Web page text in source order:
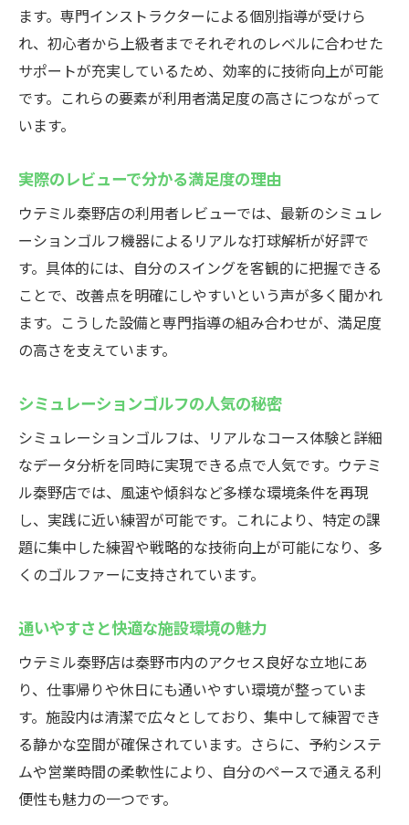
ます。専門インストラクターによる個別指導が受けら
れ、初心者から上級者までそれぞれのレベルに合わせた
サポートが充実しているため、効率的に技術向上が可能
です。これらの要素が利用者満足度の高さにつながって
います。
実際のレビューで分かる満足度の理由
ウテミル秦野店の利用者レビューでは、最新のシミュレ
ーションゴルフ機器によるリアルな打球解析が好評で
す。具体的には、自分のスイングを客観的に把握できる
ことで、改善点を明確にしやすいという声が多く聞かれ
ます。こうした設備と専門指導の組み合わせが、満足度
の高さを支えています。
シミュレーションゴルフの人気の秘密
シミュレーションゴルフは、リアルなコース体験と詳細
なデータ分析を同時に実現できる点で人気です。ウテミ
ル秦野店では、風速や傾斜など多様な環境条件を再現
し、実践に近い練習が可能です。これにより、特定の課
題に集中した練習や戦略的な技術向上が可能になり、多
くのゴルファーに支持されています。
通いやすさと快適な施設環境の魅力
ウテミル秦野店は秦野市内のアクセス良好な立地にあ
り、仕事帰りや休日にも通いやすい環境が整っていま
す。施設内は清潔で広々としており、集中して練習でき
る静かな空間が確保されています。さらに、予約システ
ムや営業時間の柔軟性により、自分のペースで通える利
便性も魅力の一つです。